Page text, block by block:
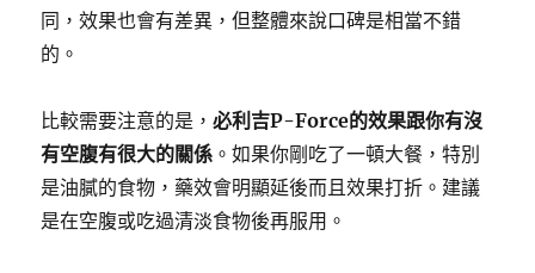
同，效果也會有差異，但整體來說口碑是相當不錯
的。
比較需要注意的是，必利吉P-Force的效果跟你有沒
有空腹有很大的關係 。如果你剛吃了一頓大餐，特別
是油膩的食物，藥效會明顯延後而且效果打折。建議
是在空腹或吃過清淡食物後再服用。